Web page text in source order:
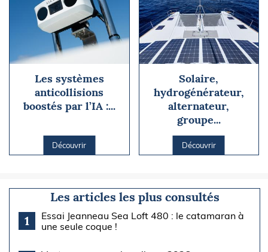
Les systèmes
anticollisions
boostés par l’IA :...
Découvrir
Solaire,
hydrogénérateur,
alternateur,
groupe...
Découvrir
Les articles les plus consultés
1
Essai Jeanneau Sea Loft 480 : le catamaran à
une seule coque !